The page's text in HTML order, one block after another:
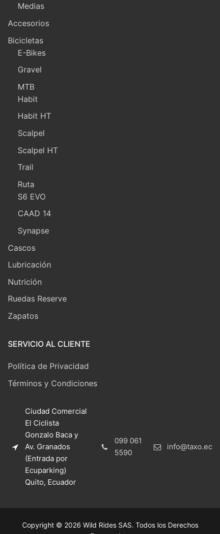
Medias
Accesorios
Bicicletas
E-Bikes
Gravel
MTB
Habit
Habit HT
Scalpel
Scalpel HT
Trail
Ruta
S6 EVO
CAAD 14
Synapse
Cascos
Lubricación
Nutrición
Ruedas Reserve
Zapatos
SERVICIO AL CLIENTE
Política de Privacidad
Términos y Condiciones
Ciudad Comercial
El Ciclista
Gonzalo Baca y
Av. Granados
(Entrada por
Ecuparking)
Quito, Ecuador
099 061
5590
info@taxo.ec
Copyright © 2026 Wild Rides SAS. Todos los Derechos